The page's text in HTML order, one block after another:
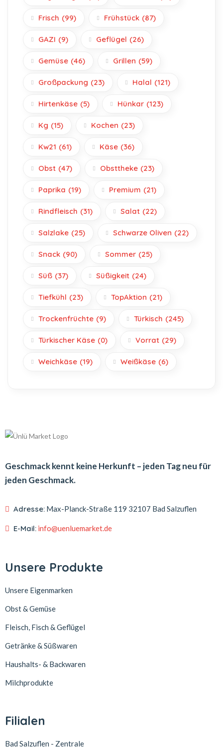
Frisch (99) Frühstück (87)
GAZI (9) Geflügel (26)
Gemüse (46) Grillen (59)
Großpackung (23) Halal (121)
Hirtenkäse (5) Hünkar (123)
Kg (15) Kochen (23)
Kw21 (61) Käse (36)
Obst (47) Obsttheke (23)
Paprika (19) Premium (21)
Rindfleisch (31) Salat (22)
Salzlake (25) Schwarze Oliven (22)
Snack (90) Sommer (25)
Süß (37) Süßigkeit (24)
Tiefkühl (23) TopAktion (21)
Trockenfrüchte (9) Türkisch (245)
Türkischer Käse (0) Vorrat (29)
Weichkäse (19) Weißkäse (6)
Geschmack kennt keine Herkunft – jeden Tag neu für
jeden Geschmack.
Adresse: Max-Planck-Straße 119 32107 Bad Salzuflen
E-Mail: info@uenluemarket.de
Unsere Produkte
Unsere Eigenmarken
Obst & Gemüse
Fleisch, Fisch & Geflügel
Getränke & Süßwaren
Haushalts- & Backwaren
Milchprodukte
Filialen
Bad Salzuflen - Zentrale